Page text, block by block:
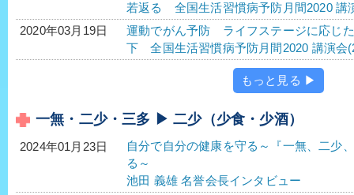
若返る 全国生活習慣病予防月間2020 講
2020年03月19日
運動でがん予防 ライフステージに応じ
下 全国生活習慣病予防月間2020 講演会
もっと見る ▶
一無・二少・三多 ▶ 二少（少食・少酒）
2024年01月23日
自分で自分の健康を守る～『一無、二少
る～
池田 義雄 名誉会長インタビュー